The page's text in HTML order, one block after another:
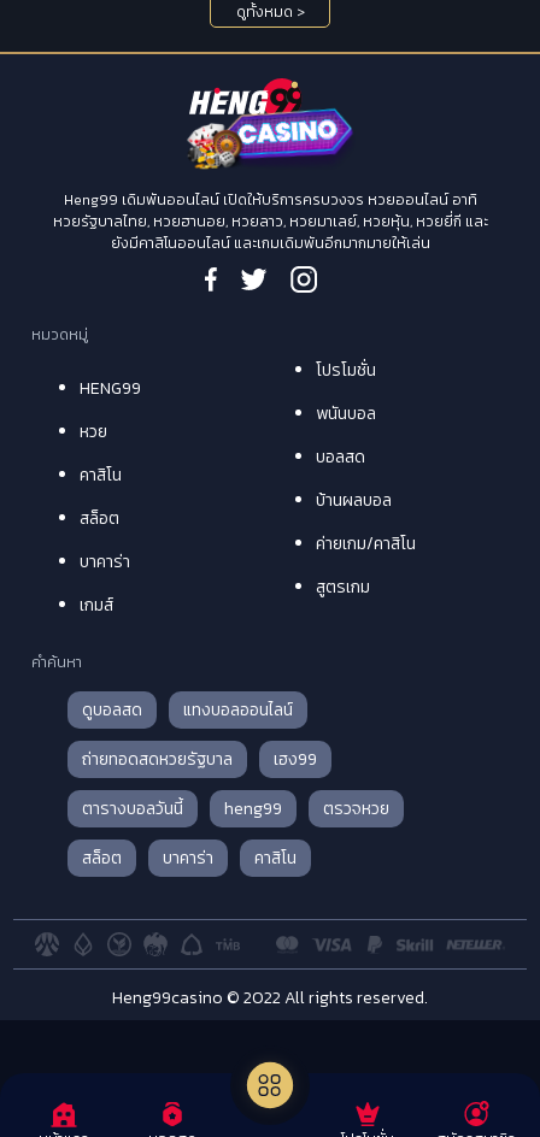
ดูทั้งหมด >
Heng99 เดิมพันออนไลน์ เปิดให้บริการครบวงจร หวยออนไลน์ อาทิ
หวยรัฐบาลไทย, หวยฮานอย, หวยลาว, หวยมาเลย์, หวยหุ้น, หวยยี่กี และ
ยังมีคาสิโนออนไลน์ และเกมเดิมพันอีกมากมายให้เล่น
หมวดหมู่
HENG99
หวย
คาสิโน
สล็อต
บาคาร่า
เกมส์
โปรโมชั่น
พนันบอล
บอลสด
บ้านผลบอล
ค่ายเกม/คาสิโน
สูตรเกม
คำค้นหา
ดูบอลสด
แทงบอลออนไลน์
ถ่ายทอดสดหวยรัฐบาล
เฮง99
ตารางบอลวันนี้
heng99
ตรวจหวย
สล็อต
บาคาร่า คาสิโน
Heng99casino © 2022 All rights reserved.